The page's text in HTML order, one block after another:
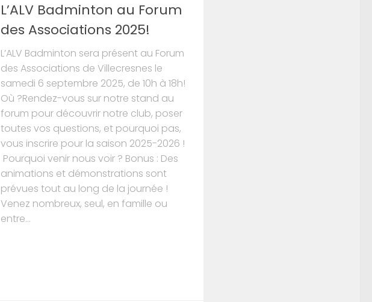
L’ALV Badminton au Forum
des Associations 2025!
L’ALV Badminton sera présent au Forum
des Associations de Villecresnes le
samedi 6 septembre 2025, de 10h à 18h!
Où ?Rendez-vous sur notre stand au
forum pour découvrir notre club, poser
toutes vos questions, et pourquoi pas,
vous inscrire pour la saison 2025-2026 !
Pourquoi venir nous voir ? Bonus : Des
animations et démonstrations sont
prévues tout au long de la journée !
Venez nombreux, seul, en famille ou
entre...